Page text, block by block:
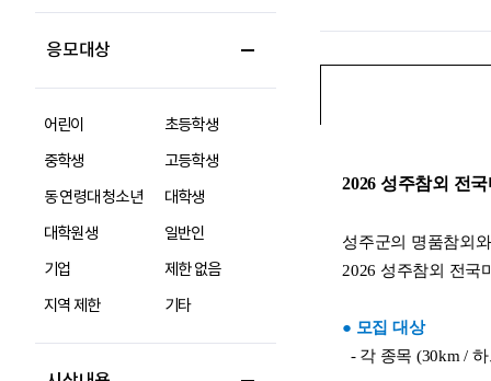
응모대상
어린이
초등학생
중학생
고등학생
동 연령대 청소년
대학생
대학원생
일반인
기업
제한 없음
지역 제한
기타